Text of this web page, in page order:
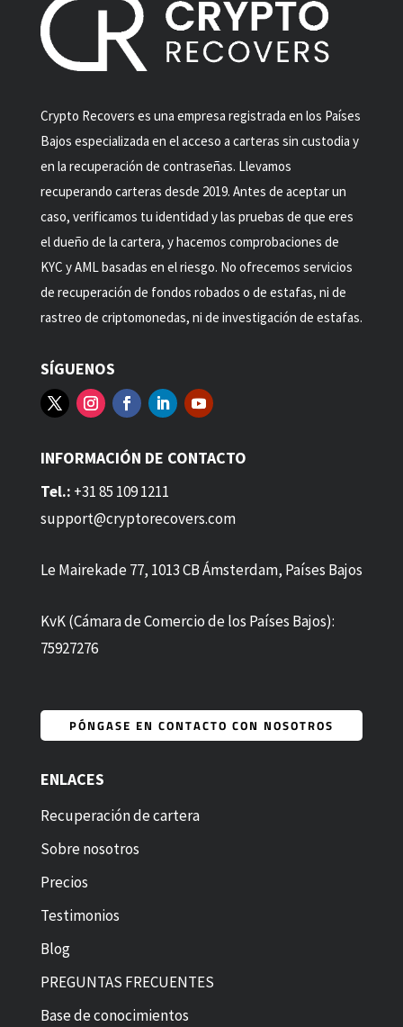
Crypto Recovers es una empresa registrada en los Países
Bajos especializada en el acceso a carteras sin custodia y
en la recuperación de contraseñas. Llevamos
recuperando carteras desde 2019. Antes de aceptar un
caso, verificamos tu identidad y las pruebas de que eres
el dueño de la cartera, y hacemos comprobaciones de
KYC y AML basadas en el riesgo. No ofrecemos servicios
de recuperación de fondos robados o de estafas, ni de
rastreo de criptomonedas, ni de investigación de estafas.
SÍGUENOS
INFORMACIÓN DE CONTACTO
Tel.: +31 85 109 1211
support@cryptorecovers.com
Le Mairekade 77, 1013 CB Ámsterdam, Países Bajos
KvK (Cámara de Comercio de los Países Bajos):
75927276
PÓNGASE EN CONTACTO CON NOSOTROS
ENLACES
Recuperación de cartera
Sobre nosotros
Precios
Testimonios
Blog
PREGUNTAS FRECUENTES
Base de conocimientos